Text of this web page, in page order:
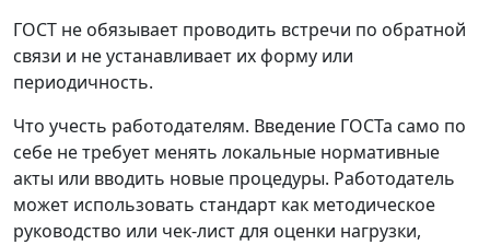
ГОСТ не обязывает проводить встречи по обратной
связи и не устанавливает их форму или
периодичность.
Что учесть работодателям. Введение ГОСТа само по
себе не требует менять локальные нормативные
акты или вводить новые процедуры. Работодатель
может использовать стандарт как методическое
руководство или чек-лист для оценки нагрузки,